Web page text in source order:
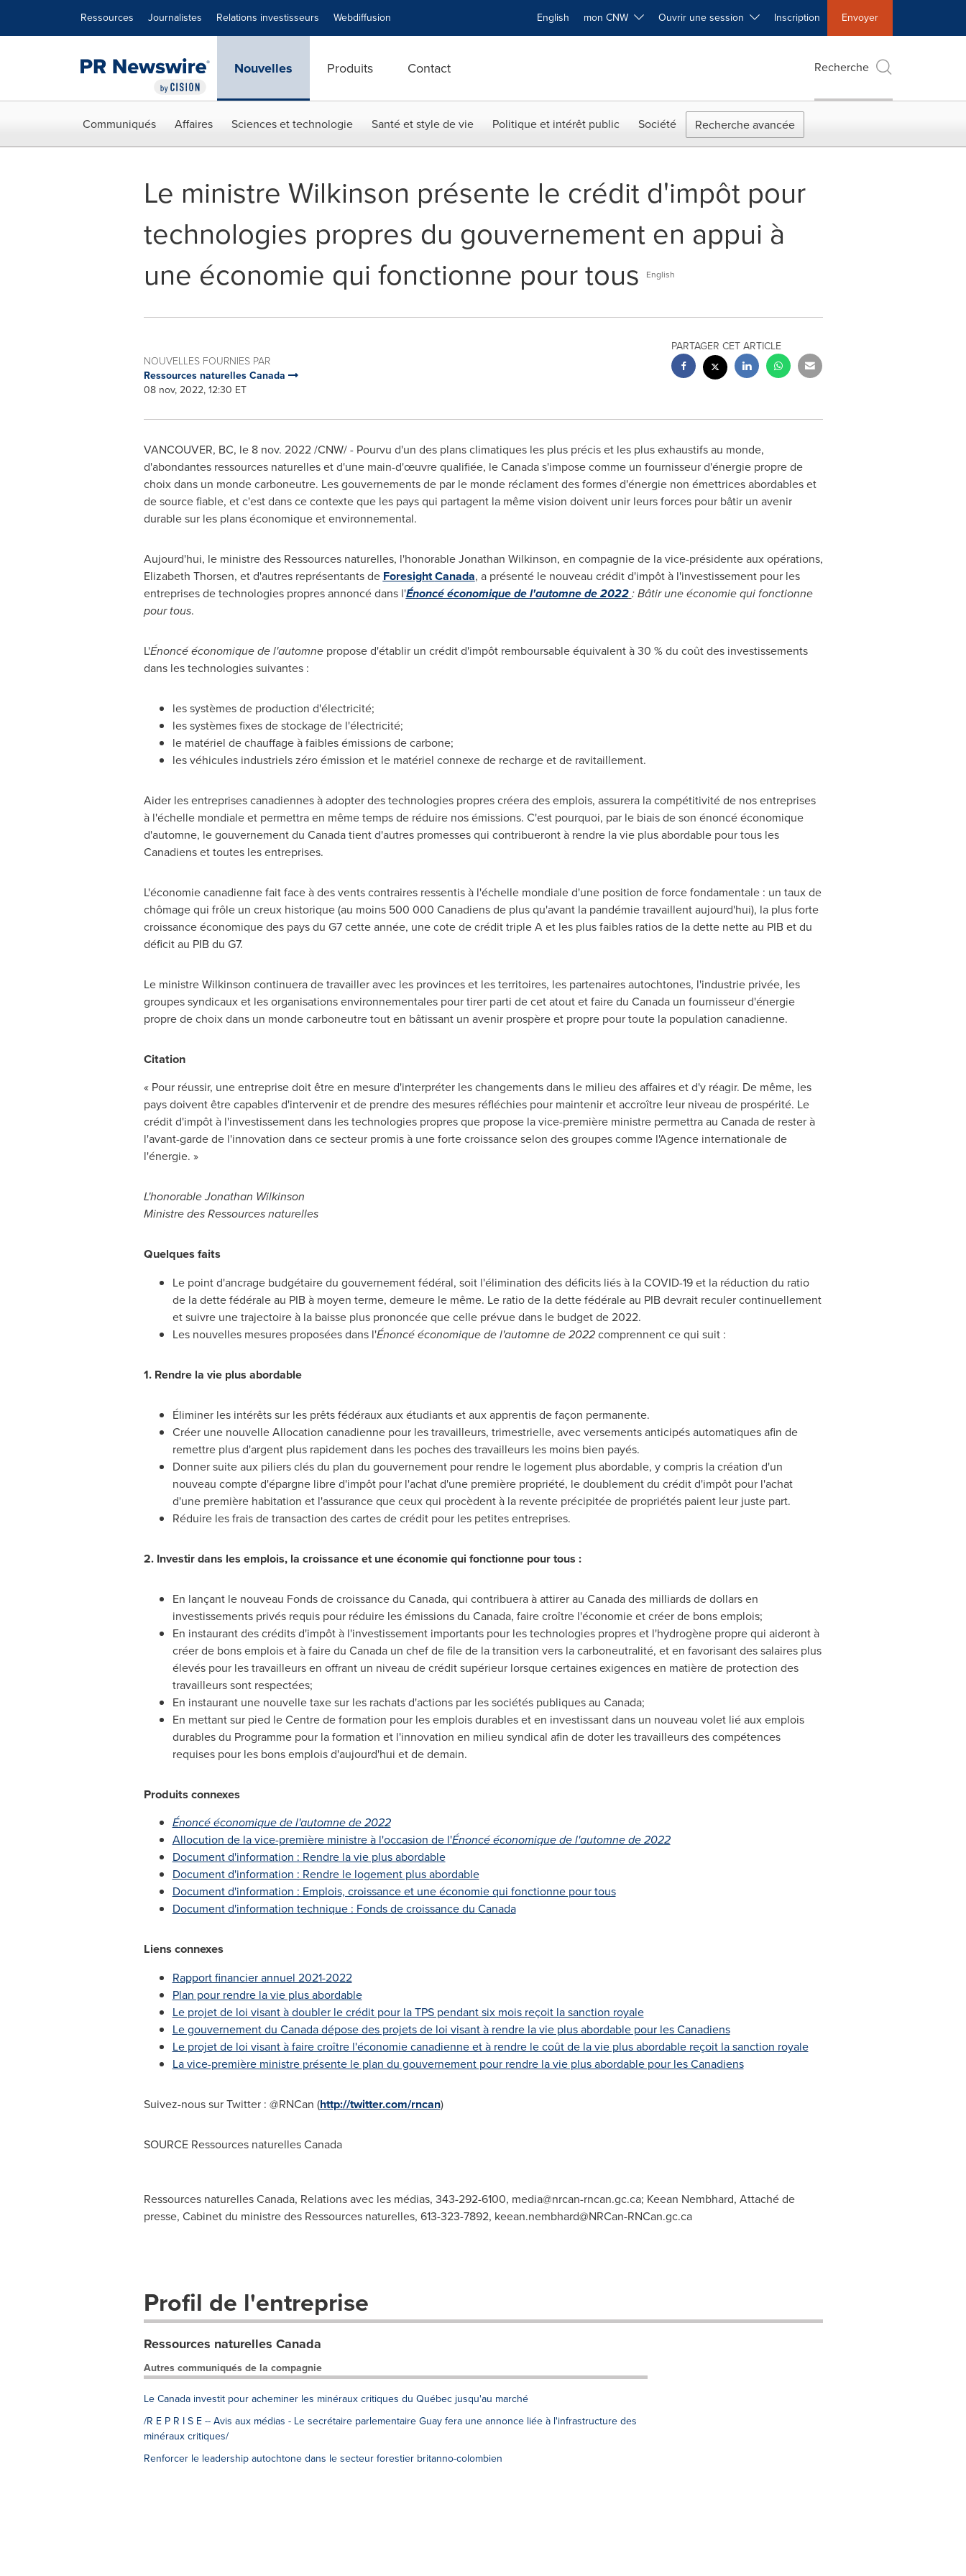
Ressources Journalistes Relations investisseurs Webdiffusion English mon CNW Ouvrir une session Inscription Envoyer
Nouvelles Produits Contact Recherche
Communiqués Affaires Sciences et technologie Santé et style de vie Politique et intérêt public Société Recherche avancée
Le ministre Wilkinson présente le crédit d'impôt pour
technologies propres du gouvernement en appui à
une économie qui fonctionne pour tous
English
NOUVELLES FOURNIES PAR
Ressources naturelles Canada
08 nov, 2022, 12:30 ET
PARTAGER CET ARTICLE
VANCOUVER, BC, le 8 nov. 2022/CNW/ - Pourvu d'un des plans climatiques les plus précis et les plus exhaustifs au monde,
d'abondantes ressources naturelles et d'une main-d'œuvre qualifiée, leCanadas'impose comme un fournisseur d'énergie propre de
choix dans un monde carboneutre. Les gouvernements de par le monde réclament des formes d'énergie non émettrices abordables et
de source fiable, et c'est dans ce contexte que les pays qui partagent la même vision doivent unir leurs forces pour bâtir un avenir
durable sur les plans économique et environnemental.
Aujourd'hui, le ministre des Ressources naturelles, l'honorableJonathan Wilkinson, en compagnie de la vice-présidente aux opérations,
Elizabeth Thorsen, et d'autres représentants de ForesightCanada, a présenté le nouveau crédit d'impôt à l'investissement pour les
entreprises de technologies propres annoncé dans l'Énoncé économique de l'automne de 2022: Bâtir une économie qui fonctionne
pour tous.
L'Énoncé économique de l'automne propose d'établir un crédit d'impôt remboursable équivalent à 30 % du coût des investissements
dans les technologies suivantes :
les systèmes de production d'électricité;
les systèmes fixes de stockage de l'électricité;
le matériel de chauffage à faibles émissions de carbone;
les véhicules industriels zéro émission et le matériel connexe de recharge et de ravitaillement.
Aider les entreprises canadiennes à adopter des technologies propres créera des emplois, assurera la compétitivité de nos entreprises
à l'échelle mondiale et permettra en même temps de réduire nos émissions. C'est pourquoi, par le biais de son énoncé économique
d'automne, le gouvernement du Canadatient d'autres promesses qui contribueront à rendre la vie plus abordable pour tous les
Canadiens et toutes les entreprises.
L'économie canadienne fait face à des vents contraires ressentis à l'échelle mondiale d'une position de force fondamentale : un taux de
chômage qui frôle un creux historique (au moins 500 000 Canadiens de plus qu'avant la pandémie travaillent aujourd'hui), la plus forte
croissance économique des pays du G7 cette année, une cote de crédit triple A et les plus faibles ratios de la dette nette au PIB et du
déficit au PIB du G7.
Le ministre Wilkinson continuera de travailler avec les provinces et les territoires, les partenaires autochtones, l'industrie privée, les
groupes syndicaux et les organisations environnementales pour tirer parti de cet atout et faire du Canadaun fournisseur d'énergie
propre de choix dans un monde carboneutre tout en bâtissant un avenir prospère et propre pour toute la population canadienne.
Citation
« Pour réussir, une entreprise doit être en mesure d'interpréter les changements dans le milieu des affaires et d'y réagir. De même, les
pays doivent être capables d'intervenir et de prendre des mesures réfléchies pour maintenir et accroître leur niveau de prospérité. Le
crédit d'impôt à l'investissement dans les technologies propres que propose la vice-première ministre permettra au Canadade rester à
l'avant-garde de l'innovation dans ce secteur promis à une forte croissance selon des groupes comme l'Agence internationale de
l'énergie. »
L'honorableJonathan Wilkinson
Ministre des Ressources naturelles
Quelques faits
Le point d'ancrage budgétaire du gouvernement fédéral, soit l'élimination des déficits liés à la COVID-19 et la réduction du ratio
de la dette fédérale au PIB à moyen terme, demeure le même. Le ratio de la dette fédérale au PIB devrait reculer continuellement
et suivre une trajectoire à la baisse plus prononcée que celle prévue dans le budget de 2022.
Les nouvelles mesures proposées dans l'Énoncé économique de l'automne de 2022comprennent ce qui suit :
1. Rendre la vie plus abordable
Éliminer les intérêts sur les prêts fédéraux aux étudiants et aux apprentis de façon permanente.
Créer une nouvelle Allocation canadienne pour les travailleurs, trimestrielle, avec versements anticipés automatiques afin de
remettre plus d'argent plus rapidement dans les poches des travailleurs les moins bien payés.
Donner suite aux piliers clés du plan du gouvernement pour rendre le logement plus abordable, y compris la création d'un
nouveau compte d'épargne libre d'impôt pour l'achat d'une première propriété, le doublement du crédit d'impôt pour l'achat
d'une première habitation et l'assurance que ceux qui procèdent à la revente précipitée de propriétés paient leur juste part.
Réduire les frais de transaction des cartes de crédit pour les petites entreprises.
2. Investir dans les emplois, la croissance et une économie qui fonctionne pour tous :
En lançant le nouveau Fonds de croissance du Canada, qui contribuera à attirer au Canadades milliards de dollars en
investissements privés requis pour réduire les émissions du Canada, faire croître l'économie et créer de bons emplois;
En instaurant des crédits d'impôt à l'investissement importants pour les technologies propres et l'hydrogène propre qui aideront à
créer de bons emplois et à faire du Canadaun chef de file de la transition vers la carboneutralité, et en favorisant des salaires plus
élevés pour les travailleurs en offrant un niveau de crédit supérieur lorsque certaines exigences en matière de protection des
travailleurs sont respectées;
En instaurant une nouvelle taxe sur les rachats d'actions par les sociétés publiques au Canada;
En mettant sur pied le Centre de formation pour les emplois durables et en investissant dans un nouveau volet lié aux emplois
durables du Programme pour la formation et l'innovation en milieu syndical afin de doter les travailleurs des compétences
requises pour les bons emplois d'aujourd'hui et de demain.
Produits connexes
Énoncé économique de l'automne de 2022
Allocution de la vice-première ministre à l'occasion de l'Énoncé économique de l'automne de 2022
Document d'information : Rendre la vie plus abordable
Document d'information : Rendre le logement plus abordable
Document d'information : Emplois, croissance et une économie qui fonctionne pour tous
Document d'information technique : Fonds de croissance du Canada
Liens connexes
Rapport financier annuel 2021-2022
Plan pour rendre la vie plus abordable
Le projet de loi visant à doubler le crédit pour la TPS pendant six mois reçoit la sanction royale
Le gouvernement du Canadadépose des projets de loi visant à rendre la vie plus abordable pour les Canadiens
Le projet de loi visant à faire croître l'économie canadienne et à rendre le coût de la vie plus abordable reçoit la sanction royale
La vice-première ministre présente le plan du gouvernement pour rendre la vie plus abordable pour les Canadiens
Suivez-nous sur Twitter : @RNCan (http://twitter.com/rncan)
SOURCE Ressources naturellesCanada
Ressources naturelles Canada, Relations avec les médias, 343-292-6100, media@nrcan-rncan.gc.ca; Keean Nembhard, Attaché de
presse, Cabinet du ministre des Ressources naturelles, 613-323-7892, keean.nembhard@NRCan-RNCan.gc.ca
Profil de l'entreprise
Ressources naturelles Canada
Autres communiqués de la compagnie
Le Canada investit pour acheminer les minéraux critiques du Québec jusqu'au marché
/R E P R I S E -- Avis aux médias - Le secrétaire parlementaire Guay fera une annonce liée à l'infrastructure des
minéraux critiques/
Renforcer le leadership autochtone dans le secteur forestier britanno-colombien